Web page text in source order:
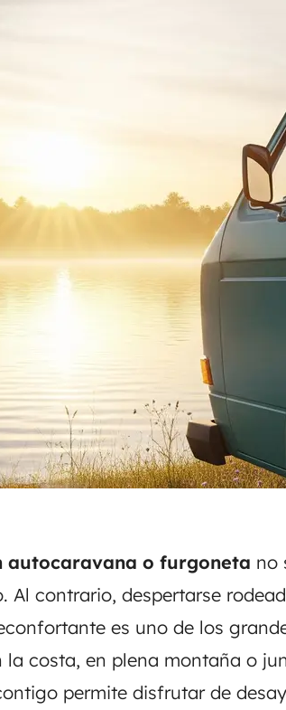
autocaravana o furgoneta no
Al contrario, despertarse
es uno de los
la costa, en plena montaña o
permite disfrutar de